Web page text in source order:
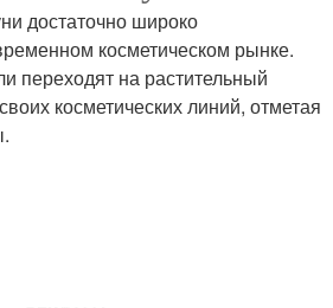
достаточно широко
косметическом рынке.
переходят на растительный
косметических линий, отметая